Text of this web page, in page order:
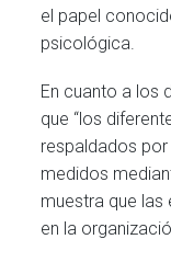
el papel
psicológica.
En cuanto a los
que “los
respaldados
medidos
muestra que las
en la